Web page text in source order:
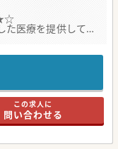
た医療を提供してお
はご相談ください！
この求人に
問い合わせる